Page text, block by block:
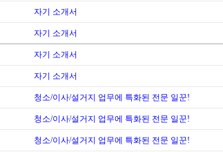
자기 소개서
자기 소개서
자기 소개서
자기 소개서
청소/이사/설거지 업무에 특화된 전문 일꾼!
청소/이사/설거지 업무에 특화된 전문 일꾼!
청소/이사/설거지 업무에 특화된 전문 일꾼!